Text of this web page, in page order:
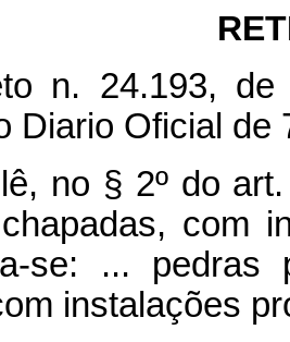
n. 24.193,
Diario Oficial de
no § 2º do
com
se: ...
instalações